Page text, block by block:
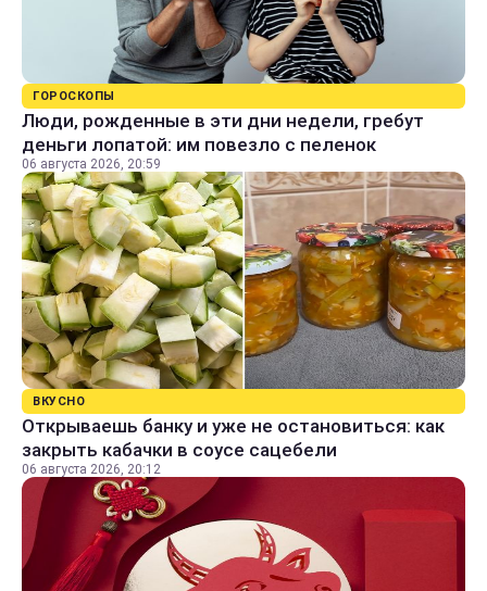
ГОРОСКОПЫ
Люди, рожденные в эти дни недели, гребут
деньги лопатой: им повезло с пеленок
06 августа 2026, 20:59
ВКУСНО
Открываешь банку и уже не остановиться: как
закрыть кабачки в соусе сацебели
06 августа 2026, 20:12